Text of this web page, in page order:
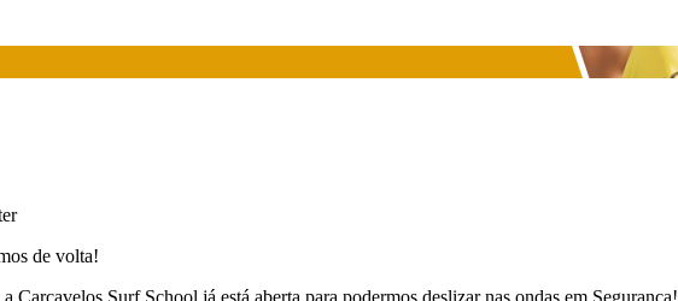
de volta!
Carcavelos Surf School já está aberta para podermos deslizar nas ondas em Segurança!